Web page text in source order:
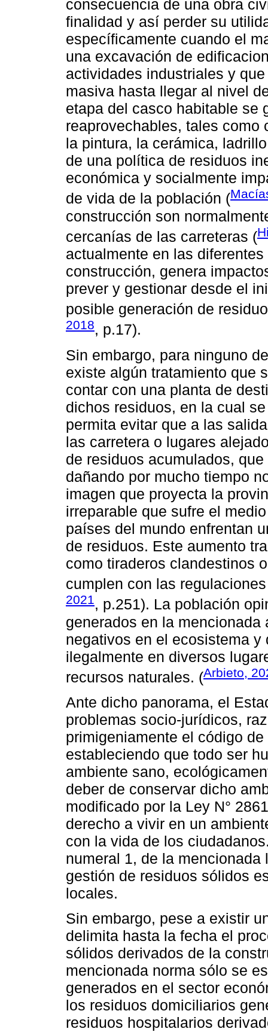
consecuencia de una obra
finalidad y así perder su
específicamente cuando el
una excavación de
actividades industriales y
masiva hasta llegar al nivel
etapa del casco habitable se
reaprovechables, tales como
la pintura, la cerámica,
de una política de residuos
económica y socialmente
de vida de la población (
construcción son
cercanías de las carreteras (
actualmente en las
construcción, genera
prever y gestionar desde el
posible generación de
2018, p.17).
Sin embargo, para ninguno
existe algún tratamiento que
contar con una planta de
dichos residuos, en la cual
permita evitar que a las
las carretera o lugares
de residuos acumulados,
dañando por mucho tiempo
imagen que proyecta la
irreparable que sufre el
países del mundo enfrentan
de residuos. Este aumento
como tiraderos clandestinos
cumplen con las
2021, p.251). La población
generados en la
negativos en el ecosistema
ilegalmente en diversos
recursos naturales. (Arbieto,
Ante dicho panorama, el
problemas socio-jurídicos,
primigeniamente el código
estableciendo que todo ser
ambiente sano,
deber de conservar dicho
modificado por la Ley N°
derecho a vivir en un
con la vida de los
numeral 1, de la
gestión de residuos sólidos
locales.
Sin embargo, pese a existir
delimita hasta la fecha el
sólidos derivados de la
mencionada norma sólo se
generados en el sector
los residuos domiciliarios
residuos hospitalarios